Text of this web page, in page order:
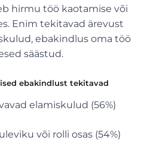
hirmu töö kaotamise või
Enim tekitavad ärevust
ebakindlus oma töö
säästud.
ebakindlust tekitavad
elamiskulud (56%)
või rolli osas (54%)